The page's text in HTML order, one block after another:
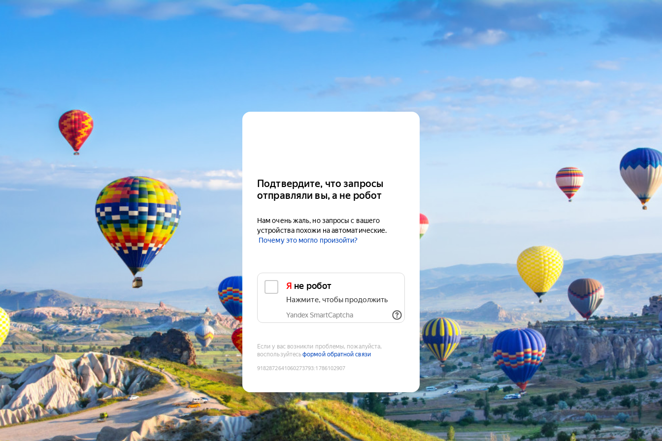
Подтвердите, что запросы
отправляли вы, а не робот
Нам очень жаль, но запросы с вашего
устройства похожи на автоматические.
Почему это могло произойти?
Я не робот
Нажмите, чтобы продолжить
Yandex SmartCaptcha
Если у вас возникли проблемы, пожалуйста,
воспользуйтесьформой обратной связи
9182872641060273793:1786102907